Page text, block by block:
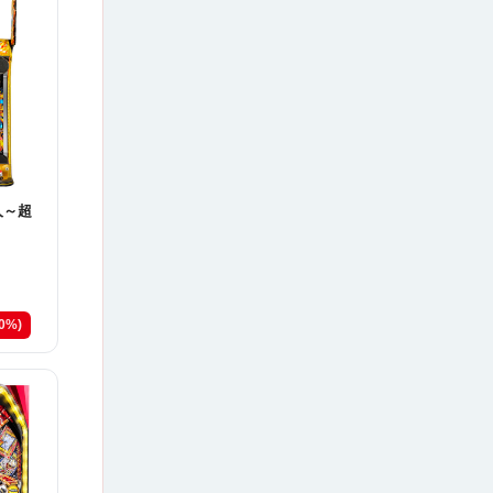
～超